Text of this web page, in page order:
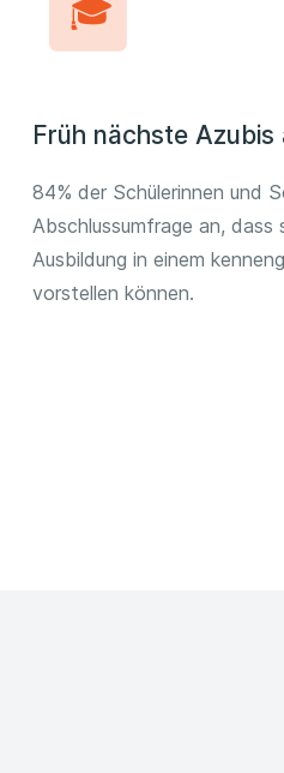
Früh nächste Azubis
84% der Schülerinnen und
Abschlussumfrage an, dass
Ausbildung in einem
vorstellen können.